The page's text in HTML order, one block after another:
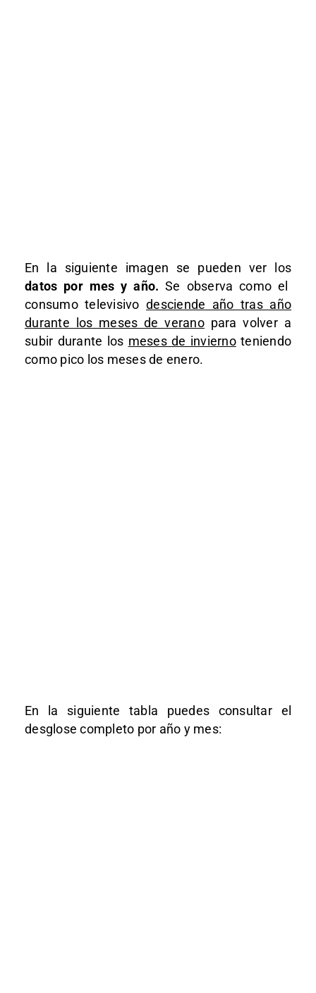
En la siguiente imagen se pueden ver los
datos por mes y año. Se observa como el
consumo televisivodesciende año tras año
durante los meses de veranopara volver a
subir durante los meses de inviernoteniendo
como pico los meses de enero.
En la siguiente tabla puedes consultar el
desglose completo por año y mes: